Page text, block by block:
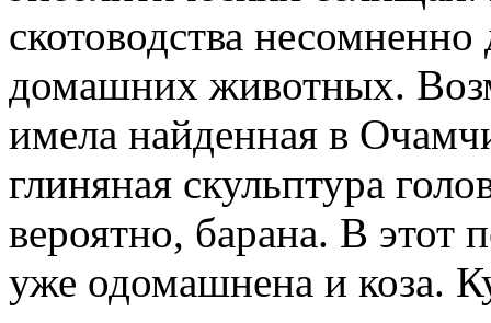
скотоводства
домашних животных.
имела найденная в
глиняная скульптура
вероятно, барана. В этот
уже одомашнена и коза.